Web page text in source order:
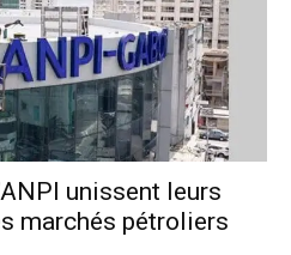
unissent leurs
marchés pétroliers